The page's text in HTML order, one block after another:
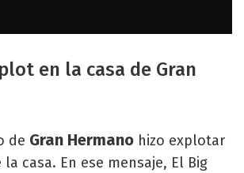
en la casa de Gran
de Gran Hermano hizo explotar
casa. En ese mensaje, El Big